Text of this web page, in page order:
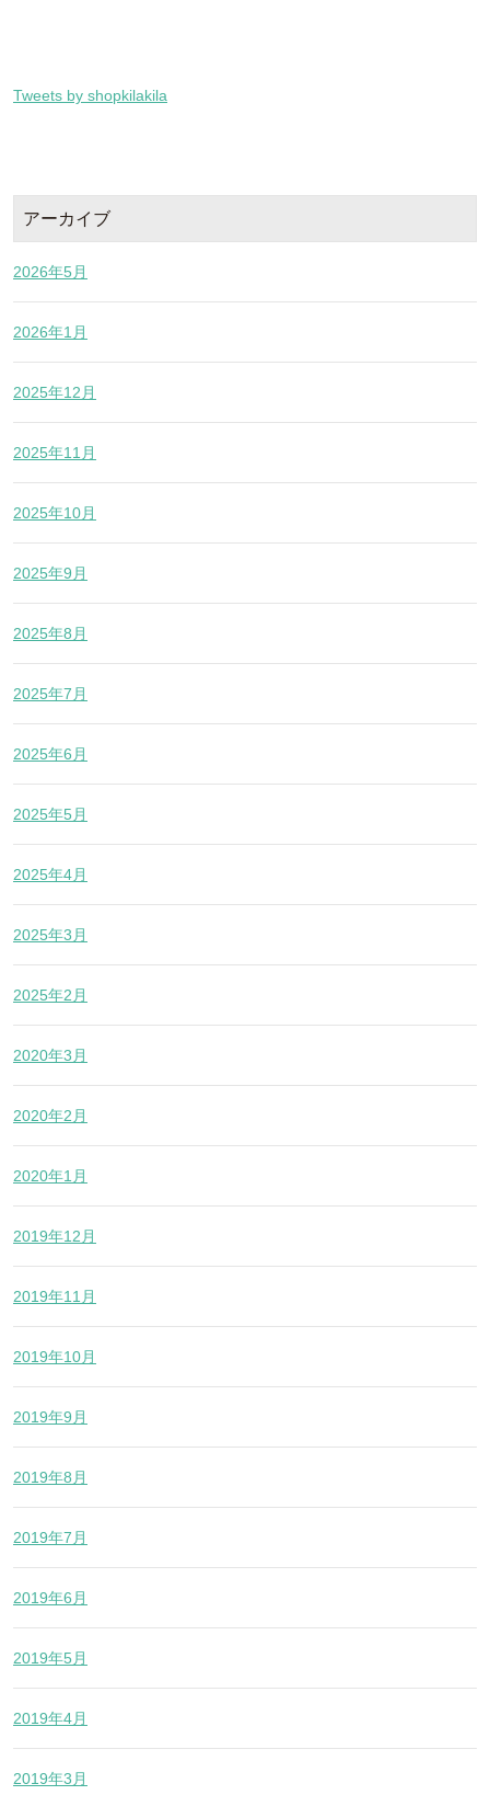
Tweets by shopkilakila
アーカイブ
2026年5月
2026年1月
2025年12月
2025年11月
2025年10月
2025年9月
2025年8月
2025年7月
2025年6月
2025年5月
2025年4月
2025年3月
2025年2月
2020年3月
2020年2月
2020年1月
2019年12月
2019年11月
2019年10月
2019年9月
2019年8月
2019年7月
2019年6月
2019年5月
2019年4月
2019年3月